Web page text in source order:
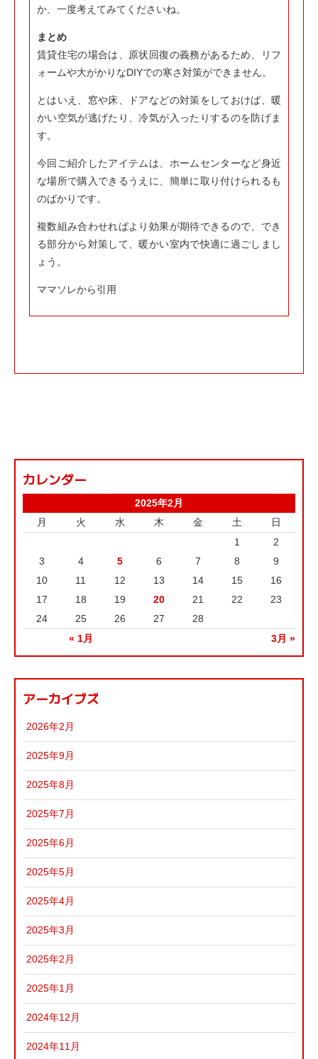
か、一度考えてみてくださいね。
まとめ
賃貸住宅の場合は、原状回復の義務があるため、リフ
ォームや大がかりなDIYでの寒さ対策ができません。
とはいえ、窓や床、ドアなどの対策をしておけば、暖
かい空気が逃げたり、冷気が入ったりするのを防げま
す。
今回ご紹介したアイテムは、ホームセンターなど身近
な場所で購入できるうえに、簡単に取り付けられるも
のばかりです。
複数組み合わせればより効果が期待できるので、でき
る部分から対策して、暖かい室内で快適に過ごしまし
ょう。
ママソレから引用
カレンダー
2025年2月
月
火 水 木 金 土 日
« 1月 3月 »
1
2
3
4 5 6 7 8
9
10
11 12 13 14 15
16
17
18 19 20 21 22
23
24
25 26 27 28
アーカイブズ
2026年2月
2025年9月
2025年8月
2025年7月
2025年6月
2025年5月
2025年4月
2025年3月
2025年2月
2025年1月
2024年12月
2024年11月